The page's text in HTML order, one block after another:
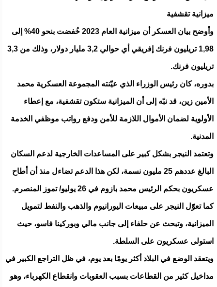
ميزانية تقشفية
وأوضح بيان العسكر أن ميزانية العام 2023 خُفضت بنحو 40% إلى
1,98 تريليون فرنك إفريقي أي حوالي 3,2 مليار دولار، وذلك من 3,3
تريليون فرنك.
بدوره، كان رئيس الوزراء الذي عيّنته المجموعة العسكرية محمد
الأمين زين، قد نبّه إلى أن الميزانية ستكون تقشفية، مع إعطاء
الأولوية لضمان الأموال اللازمة للأمن ودفع رواتب موظفي الخدمة
المدنية.
وتعتمد النيجر بشكل كبير على المساعدات الخارجية لدعم السكان
البالغ عددهم 25 مليون نسمة، لكن هذا الدعم تضاءل منذ أن أطاح
عسكريون بحكم الرئيس محمد بازوم في 26 يوليو/ تموز المنصرم.
كما تعوّل النيجر على مبيعات اليورانيوم والذهب والنفط لتمويل
الميزانية، وتبحث عن حلفاء إلى جانب مالي وبوركينا فاسو، حيث
استولى عسكريون على السلطة.
ويتعقد الوضع في البلاد أكثر يومًا بعد يوم، في ظل التراجع الكبير في
مداخيل كثير من القطاعات بسبب العقوبات وانقطاع الكهرباء، وهو